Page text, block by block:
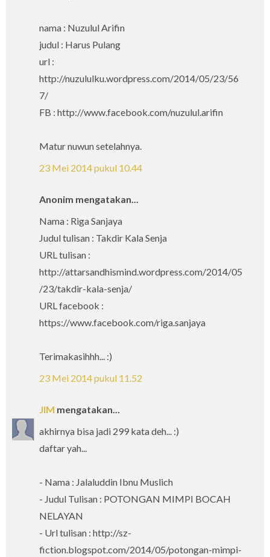
nama : Nuzulul Arifin
judul : Harus Pulang
url :
http://nuzululku.wordpress.com/2014/05/23/56
7/
FB : http://www.facebook.com/nuzulul.arifin
Matur nuwun setelahnya.
23 Mei 2014 pukul 10.44
Anonim mengatakan...
Nama : Riga Sanjaya
Judul tulisan : Takdir Kala Senja
URL tulisan :
http://attarsandhismind.wordpress.com/2014/05
/23/takdir-kala-senja/
URL facebook :
https://www.facebook.com/riga.sanjaya
Terimakasihhh... :)
23 Mei 2014 pukul 11.52
JIM mengatakan...
akhirnya bisa jadi 299 kata deh... :)
daftar yah...
- Nama : Jalaluddin Ibnu Muslich
- Judul Tulisan : POTONGAN MIMPI BOCAH
NELAYAN
- Url tulisan : http://sz-
fiction.blogspot.com/2014/05/potongan-mimpi-